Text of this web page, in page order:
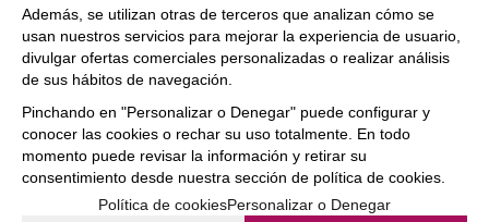
Aún no existen valoraciones para este
producto.
Además, se utilizan otras de terceros que analizan cómo se
usan nuestros servicios para mejorar la experiencia de usuario,
divulgar ofertas comerciales personalizadas o realizar análisis
de sus hábitos de navegación.
Pinchando en "Personalizar o Denegar" puede configurar y
conocer las cookies o rechar su uso totalmente. En todo
momento puede revisar la información y retirar su
consentimiento desde nuestra sección de política de cookies.
Política de cookiesPersonalizar o Denegar